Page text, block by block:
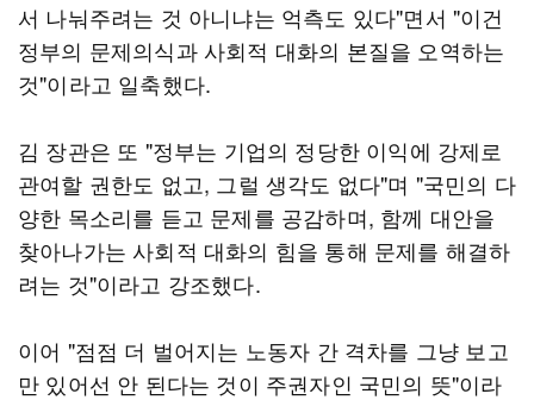
서 나눠주려는 것 아니냐는 억측도 있다"면서 "이건
정부의 문제의식과 사회적 대화의 본질을 오역하는
것"이라고 일축했다.
김 장관은 또 "정부는 기업의 정당한 이익에 강제로
관여할 권한도 없고, 그럴 생각도 없다"며 "국민의 다
양한 목소리를 듣고 문제를 공감하며, 함께 대안을
찾아나가는 사회적 대화의 힘을 통해 문제를 해결하
려는 것"이라고 강조했다.
이어 "점점 더 벌어지는 노동자 간 격차를 그냥 보고
만 있어선 안 된다는 것이 주권자인 국민의 뜻"이라